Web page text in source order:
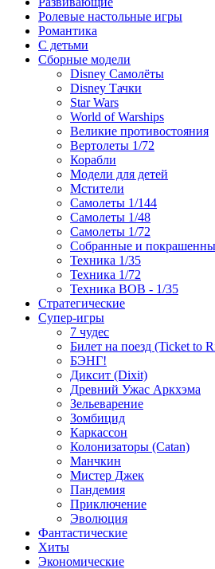
Ролевые настольные игры
Романтика
С детьми
Сборные модели
Disney Самолёты
Disney Тачки
Star Wars
World of Warships
Великие противостояния
Вертолеты 1/72
Корабли
Модели для детей
Мстители
Самолеты 1/144
Самолеты 1/48
Самолеты 1/72
Собранные и
Техника 1/35
Техника 1/72
Техника ВОВ - 1/35
Стратегические
Супер-игры
7 чудес
Билет на поезд (Ticket to
БЭНГ!
Диксит (Dixit)
Древний Ужас Аркхэма
Зельеварение
Зомбицид
Каркассон
Колонизаторы (Catan)
Манчкин
Мистер Джек
Пандемия
Приключение
Эволюция
Фантастические
Хиты
Экономические